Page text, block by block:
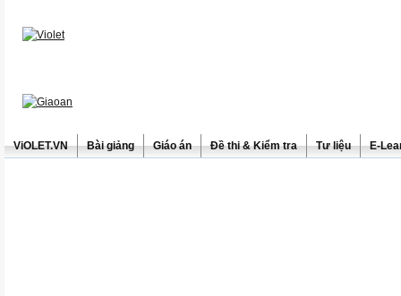
ViOLET.VN Bài giảng Giáo án Đề thi & Kiểm tra Tư liệu E-